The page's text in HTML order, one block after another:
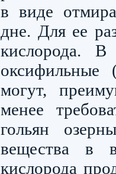
в виде
дне. Для ее
кислорода. В
могут,
менее
гольян
вещества в
кислорода